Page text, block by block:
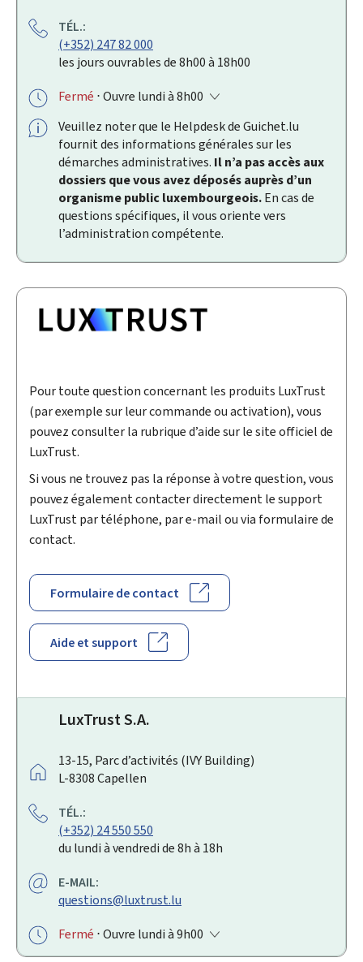
E
S
S
:
TÉL.:
(+352) 247 82 000
les jours ouvrables de 8h00 à 18h00
Fermé ⋅ Ouvre lundi à 8h00
Veuillez noter que le Helpdeskde Guichet.lu
fournit des informations générales sur les
démarches administratives. Il n’a pas accès aux
dossiers que vous avez déposés auprès d’un
organisme public luxembourgeois.En cas de
questions spécifiques, il vous oriente vers
l’administration compétente.
Pour toute question concernant les produits LuxTrust
(par exemple sur leur commande ou activation), vous
pouvez consulter la rubrique d’aide sur le site officiel de
LuxTrust.
Si vous ne trouvez pas la réponse à votre question, vous
pouvez également contacter directement le support
LuxTrust par téléphone, par e-mail ou via formulaire de
contact.
Formulaire de contact
Aide et support
LuxTrust S.A.
A
D
E
S
S
:
13-15, Parc d’activités (IVY Building)
L-8308Capellen
TÉL.:
(+352) 24 550 550
du lundi à vendredi de 8h à 18h
E-MAIL:
questions@luxtrust.lu
Fermé ⋅ Ouvre lundi à 9h00